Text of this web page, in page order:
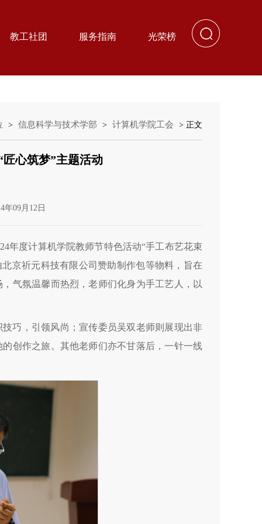
教工社团 服务指南 光荣榜
> 信息科学与技术学部 > 计算机学院工会 > 正文
心筑梦”主题活动
年09月12日
年度计算机学院教师节特色活动“手工布艺花束
京祈元科技有限公司赞助制作包等物料，旨在
气氛温馨而热烈，老师们化身为手工艺人，以
巧，引领风尚；宣传委员吴双老师则展现出非
创作之旅。其他老师们亦不甘落后，一针一线